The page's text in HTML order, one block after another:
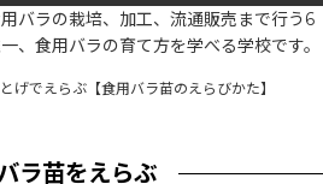
バラの栽培、加工、流通販売まで行う6
、食用バラの育て方を学べる学校です。
とげでえらぶ【食用バラ苗のえらびかた】
ラ苗をえらぶ